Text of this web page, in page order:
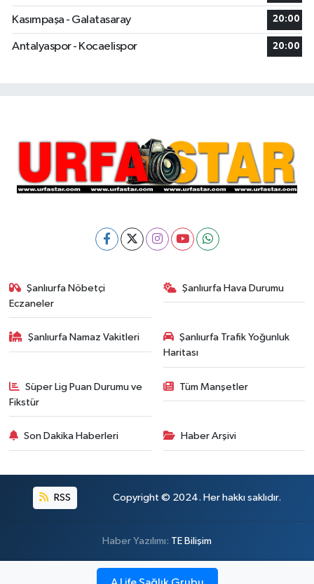
Kasımpaşa - Galatasaray 20:00
Antalyaspor - Kocaelispor 20:00
Şanlıurfa Nöbetçi
Eczaneler
Şanlıurfa Hava Durumu
Şanlıurfa Namaz Vakitleri
Şanlıurfa Trafik Yoğunluk
Haritası
Süper Lig Puan Durumu ve
Fikstür
Tüm Manşetler
Son Dakika Haberleri Haber Arşivi
RSS Copyright © 2024. Her hakkı saklıdır.
Haber Yazılımı: TE Bilişim